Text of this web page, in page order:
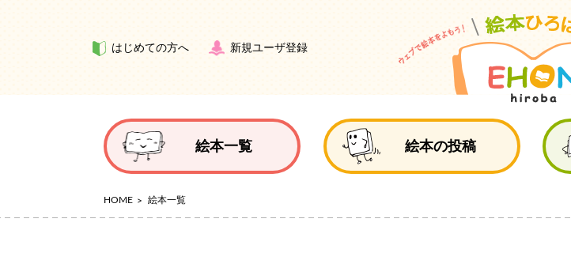
はじめての方へ 新規ユーザ登録
絵本一覧 絵本の投稿
HOME 絵本一覧